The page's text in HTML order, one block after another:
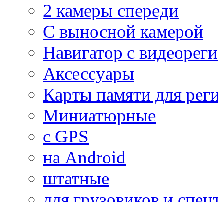
2 камеры спереди
С выносной камерой
Навигатор с
Аксессуары
Карты памяти для
Миниатюрные
с GPS
на Android
штатные